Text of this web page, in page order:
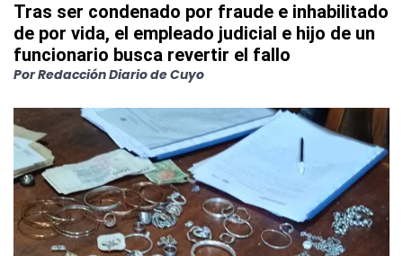
Tras ser condenado por fraude e inhabilitado
de por vida, el empleado judicial e hijo de un
funcionario busca revertir el fallo
PorRedacción Diario de Cuyo